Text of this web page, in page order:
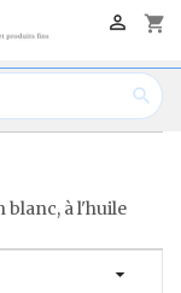
shopping_cart


blanc, à l'huile
